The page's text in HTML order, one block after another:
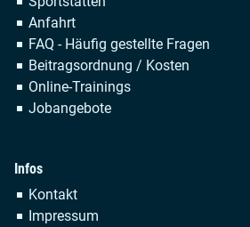
Anfahrt
FAQ - Häufig gestellte Fragen
Beitragsordnung / Kosten
Online-Trainings
Jobangebote
Infos
Navigation
überspringen
Kontakt
Impressum